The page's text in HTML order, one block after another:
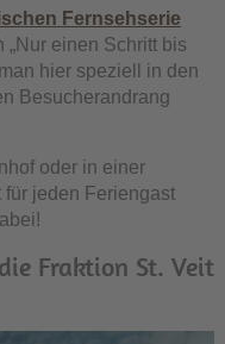
Fernsehserie
einen Schritt bis
hier speziell in den
Besucherandrang
oder in einer
für jeden Feriengast
Fraktion St. Veit